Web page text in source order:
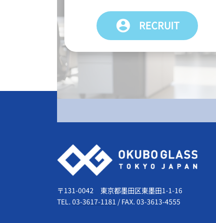
account_circle RECRUIT
会社情報
〒131-0042 東京都墨田区東墨田1-1-16
TEL. 03-3617-1181 / FAX. 03-3613-4555